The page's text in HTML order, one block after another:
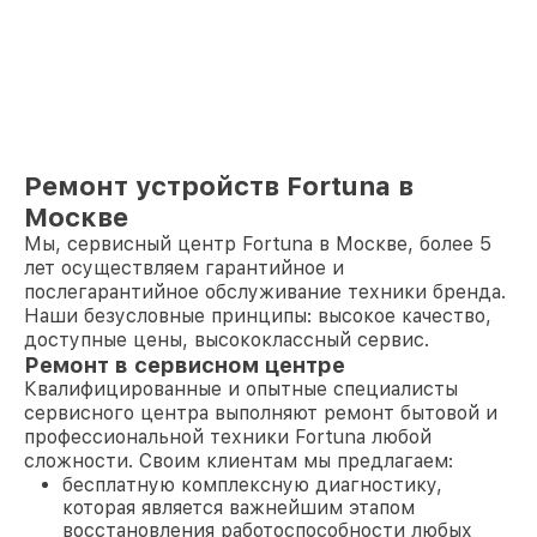
Ремонт устройств Fortuna в
Москве
Мы, сервисный центр Fortuna в Москве, более 5
лет осуществляем гарантийное и
послегарантийное обслуживание техники бренда.
Наши безусловные принципы: высокое качество,
доступные цены, высококлассный сервис.
Ремонт в сервисном центре
Квалифицированные и опытные специалисты
сервисного центра выполняют ремонт бытовой и
профессиональной техники Fortuna любой
сложности. Своим клиентам мы предлагаем:
бесплатную комплексную диагностику,
которая является важнейшим этапом
восстановления работоспособности любых